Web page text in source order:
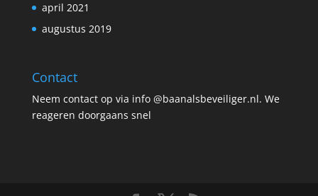
april 2021
augustus 2019
Contact
Neem contact op via info @baanalsbeveiliger.nl. We
reageren doorgaans snel